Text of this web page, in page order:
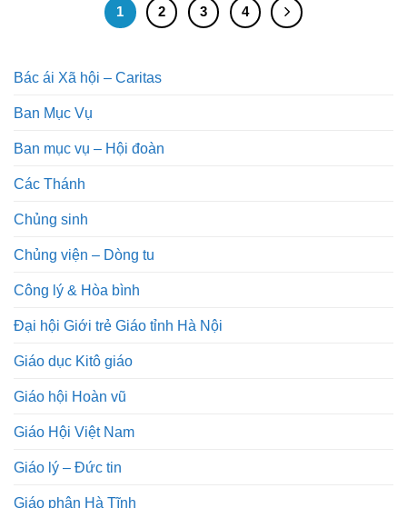
1 2 3 4
Bác ái Xã hội – Caritas
Ban Mục Vụ
Ban mục vụ – Hội đoàn
Các Thánh
Chủng sinh
Chủng viện – Dòng tu
Công lý & Hòa bình
Đại hội Giới trẻ Giáo tỉnh Hà Nội
Giáo dục Kitô giáo
Giáo hội Hoàn vũ
Giáo Hội Việt Nam
Giáo lý – Đức tin
Giáo phận Hà Tĩnh